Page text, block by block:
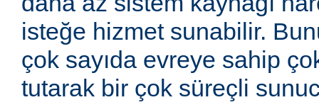
isteğe hizmet sunabilir.
çok sayıda evreye sahip
tutarak bir çok süreçli